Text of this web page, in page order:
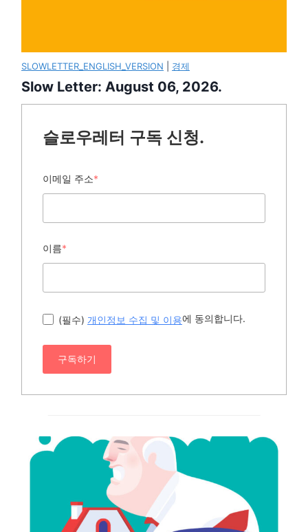
SLOWLETTER_ENGLISH_VERSION 경제
Slow Letter: August 06, 2026.
슬로우레터 구독 신청.
이메일 주소*
이름*
(필수) 개인정보 수집 및 이용에 동의합니다.
구독하기